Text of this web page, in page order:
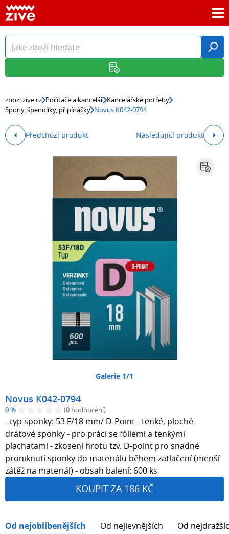
zbozi.zive.cz Počítače a kancelář Kancelářské potřeby
Spony, špendlíky, připínáčky Novus K042-0794
Předchozí produkt Následující produkt
Galerie 1/1
Novus K042-0794
0 % (0 hodnocení)
- typ sponky: 53 F/18 mm/ D-Point - tenké, ploché
drátové sponky - pro práci se fóliemi a tenkými
plachatami - zkosení hrotu tzv. D-point pro snadné
proniknutí sponky do materiálu během zatlačení (menší
zátěž na materiál) - obsah balení: 600 ks
KOUPIT ZA 186 KČ
Od nejoblíbenějších Od nejlevnějších Od